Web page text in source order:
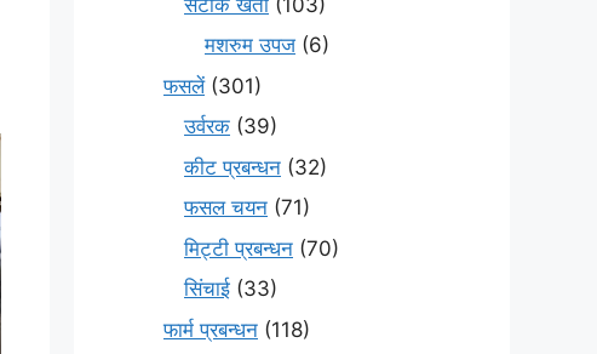
मशरुम उपज (6)
फसलें(301)
उर्वरक (39)
कीट प्रबन्धन (32)
फसल चयन (71)
मि‌ट्टी प्रबन्धन (70)
सिंचाई (33)
फार्म प्रबन्धन (118)